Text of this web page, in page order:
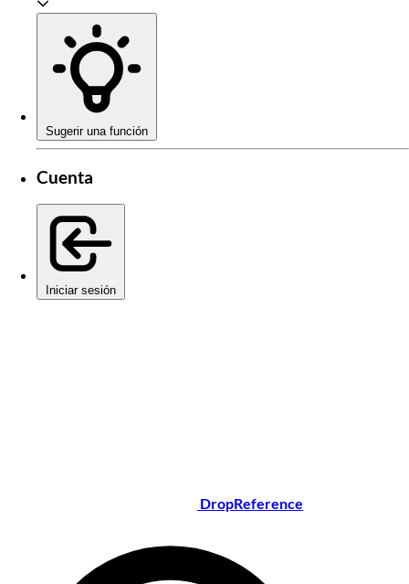
Sugerir una función
Cuenta
Iniciar sesión
DropReference